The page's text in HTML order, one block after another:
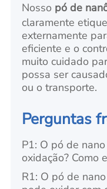
Nosso pó de
claramente
externamente
eficiente e o
muito cuidado
possa ser
ou o transporte.
Perguntas
P1: O pó de
oxidação? Como
R1: O pó de